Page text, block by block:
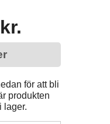
för att bli
produkten
lager.